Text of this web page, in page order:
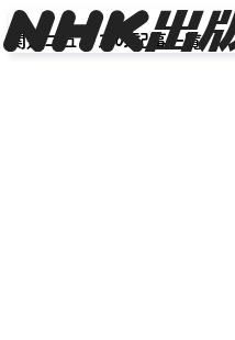
関連ニュースの記事一覧